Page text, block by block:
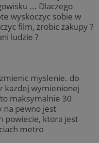
... Dlaczego
wyskoczyc sobie w
film, zrobic zakupy ?
ludzie ?
myslenie. do
kazdej wymienionej
maksymalnie 30
na pewno jest
powiecie, ktora jest
metro